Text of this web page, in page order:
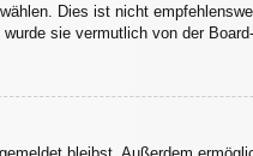
Dies ist nicht
sie vermutlich von der